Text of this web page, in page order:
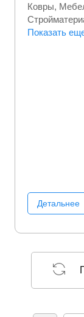
Ковры
Показать
Детальнее